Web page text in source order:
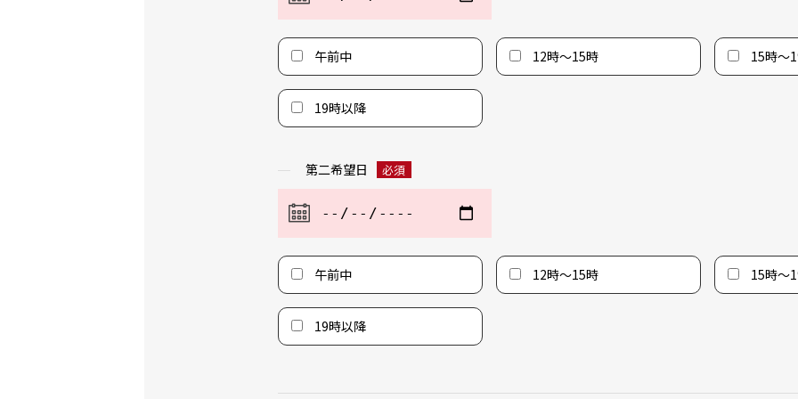
午前中 12時〜15時 15時〜
19時以降
第二希望日 必須
午前中 12時〜15時 15時〜
19時以降